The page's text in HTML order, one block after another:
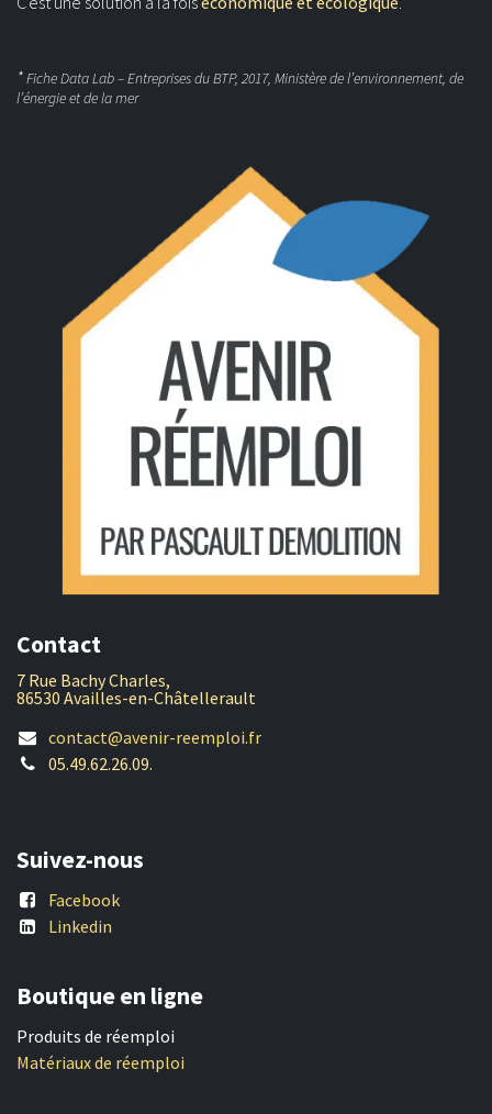
*Fiche Data Lab – Entreprises du BTP, 2017, Ministère de l’environnement, de
l’énergie et de la mer
Contact
7 Rue Bachy Charles,
86530 Availles-en-Châtellerault
contact@avenir-reemploi.fr
05.49.62.26.09.
Suivez-nous
Facebook
Linkedin
Boutique en ligne
Produits de réemploi
Matériaux de réemploi